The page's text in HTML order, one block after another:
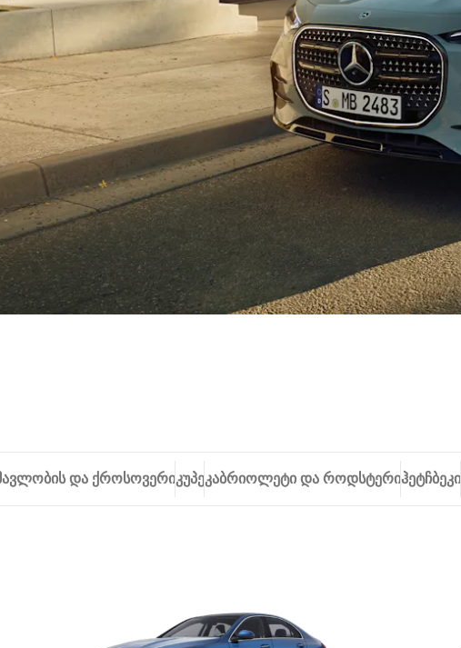
და ქროსოვერიკუპეკაბრიოლეტი და როდსტერიჰეტჩბეკი